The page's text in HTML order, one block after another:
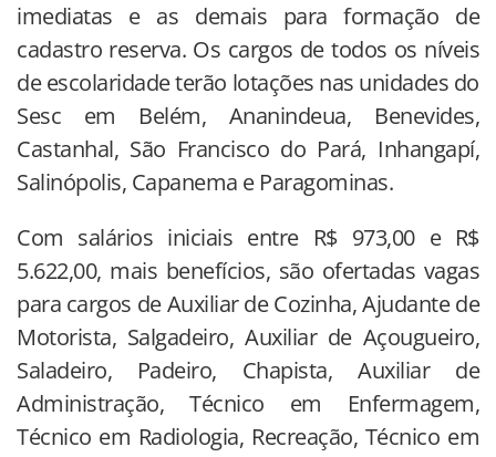
imediatas e as demais para formação de
cadastro reserva. Os cargos de todos os níveis
de escolaridade terão lotações nas unidades do
Sesc em Belém, Ananindeua, Benevides,
Castanhal, São Francisco do Pará, Inhangapí,
Salinópolis, Capanema e Paragominas.
Com salários iniciais entre R$ 973,00 e R$
5.622,00, mais benefícios, são ofertadas vagas
para cargos de Auxiliar de Cozinha, Ajudante de
Motorista, Salgadeiro, Auxiliar de Açougueiro,
Saladeiro, Padeiro, Chapista, Auxiliar de
Administração, Técnico em Enfermagem,
Técnico em Radiologia, Recreação, Técnico em